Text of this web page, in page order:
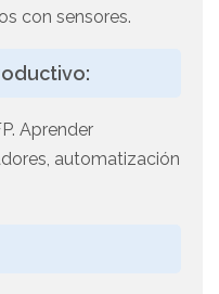
con sensores.
Aprender
automatización